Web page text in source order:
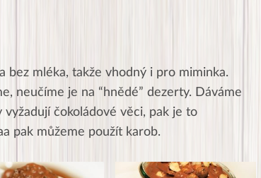
bez mléka, takže vhodný i pro miminka.
neučíme je na “hnědé” dezerty. Dáváme
čokoládové věci, pak je to
pak můžeme použít karob.